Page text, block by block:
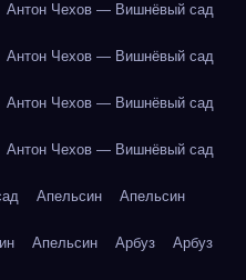
Антон Чехов — Вишнёвый сад
Антон Чехов — Вишнёвый сад
Антон Чехов — Вишнёвый сад
Антон Чехов — Вишнёвый сад
Апельсин Апельсин
Апельсин Арбуз Арбуз